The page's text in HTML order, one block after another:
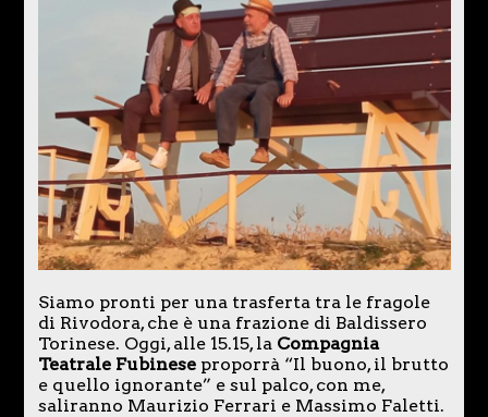
Siamo pronti per una trasferta tra le fragole
di Rivodora, che è una frazione di Baldissero
Torinese. Oggi, alle 15.15, la Compagnia
Teatrale Fubineseproporrà “Il buono, il brutto
e quello ignorante” e sul palco, con me,
saliranno Maurizio Ferrari e Massimo Faletti.